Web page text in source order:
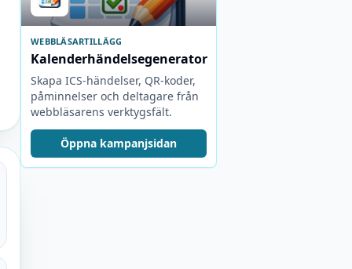
WEBBLÄSARTILLÄGG
Kalenderhändelsegenerator
Skapa ICS-händelser, QR-koder,
påminnelser och deltagare från
webbläsarens verktygsfält.
Öppna kampanjsidan